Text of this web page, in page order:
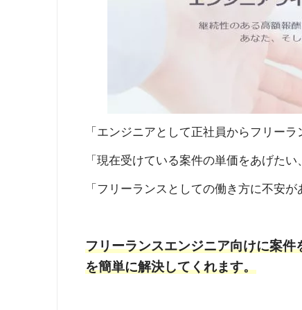
「エンジニアとして正社員からフリーラ
「現在受けている案件の単価をあげた
「フリーランスとしての働き方に不安が
フリーランスエンジニア向けに案
を簡単に解決してくれます。